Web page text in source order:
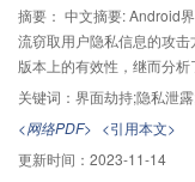
话题进行发现，而且能够
摘要： 中文摘要: Android
流窃取用户隐私信息的攻
版本上的有效性，继而分
出了一种基于代码特征以及
AHDetector（activity
过分析manifest配置文件
据代码特征判断被检测应用
关键词： 界面劫持;隐私泄
<网络PDF> <引用本文>
更新时间： 2023-11-14